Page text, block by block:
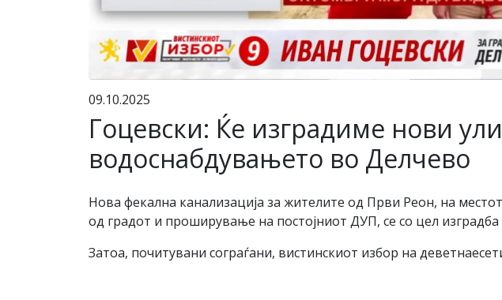
09.10.2025
Гоцевски: Ќе изградиме нови
водоснабдувањето во Делчево
Нова фекална канализација за жителите од Први Реон, на
од градот и проширување на постојниот ДУП, се со цел
Затоа, почитувани сограѓани, вистинскиот избор на